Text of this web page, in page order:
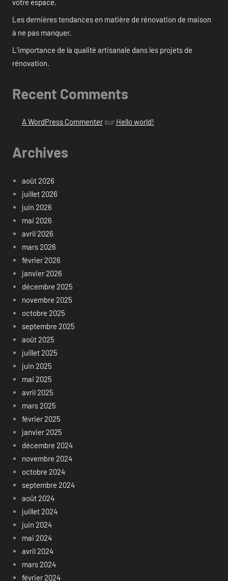
votre espace.
Les dernières tendances en matière de rénovation de maison
à ne pas manquer.
L’importance de la qualité artisanale dans les projets de
rénovation.
Recent Comments
A WordPress Commentersur Hello world!
Archives
août 2026
juillet 2026
juin 2026
mai 2026
avril 2026
mars 2026
février 2026
janvier 2026
décembre 2025
novembre 2025
octobre 2025
septembre 2025
août 2025
juillet 2025
juin 2025
mai 2025
avril 2025
mars 2025
février 2025
janvier 2025
décembre 2024
novembre 2024
octobre 2024
septembre 2024
août 2024
juillet 2024
juin 2024
mai 2024
avril 2024
mars 2024
février 2024